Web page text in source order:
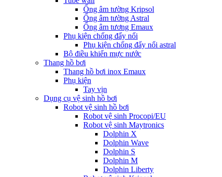
Ống âm tường Kripsol
Ống âm tường Astral
Ống âm tương Emaux
Phụ kiện chống đẩy nổi
Phụ kiện chống đẩy nổi astral
Bộ điều khiển mực nước
Thang hồ bơi
Thang hồ bơi inox Emaux
Phụ kiện
Tay vịn
Dụng cụ vệ sinh hồ bơi
Robot vệ sinh hồ bơi
Robot vệ sinh Procopi/EU
Robot vệ sinh Maytronics
Dolphin X
Dolphin Wave
Dolphin S
Dolphin M
Dolphin Liberty